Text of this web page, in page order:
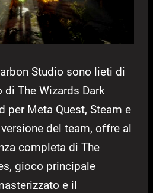
Studio sono lieti di
di The Wizards Dark
per Meta Quest, Steam e
del team, offre al
completa di The
gioco principale
e il